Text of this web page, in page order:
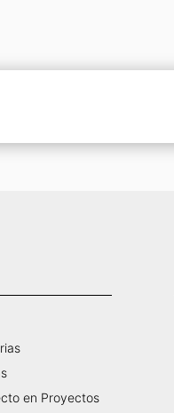
en Proyectos